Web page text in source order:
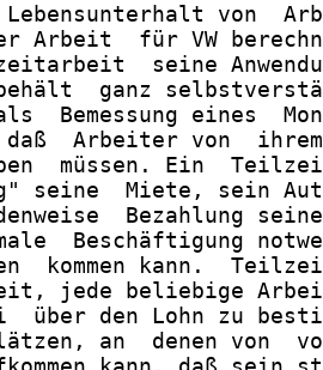
von
Arbeit  für VW
seine
ganz
Bemessung eines
Arbeiter von
müssen. Ein
seine  Miete, sein
Bezahlung
Beschäftigung
kommen kann.
jede beliebige
über den Lohn zu
an  denen von